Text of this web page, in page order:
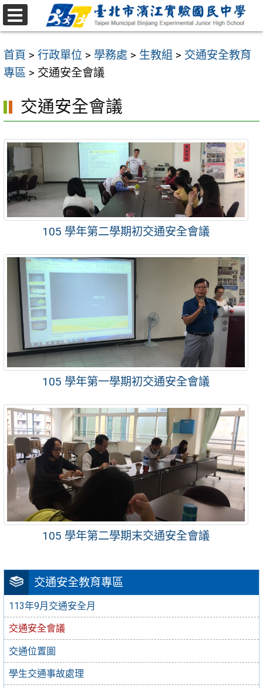
跳
至
要
內
區
首頁 > 行政單位 > 學務處 > 生教組 > 交通安全教育
專區 > 交通安全會議
交通安全教育專區
113年9月交通安全月
交通安全會議
交通位置圖
學生交通事故處理
交通安全會議
105 學年第二學期初交通安全會議
105 學年第一學期初交通安全會議
105 學年第二學期末交通安全會議
選
單